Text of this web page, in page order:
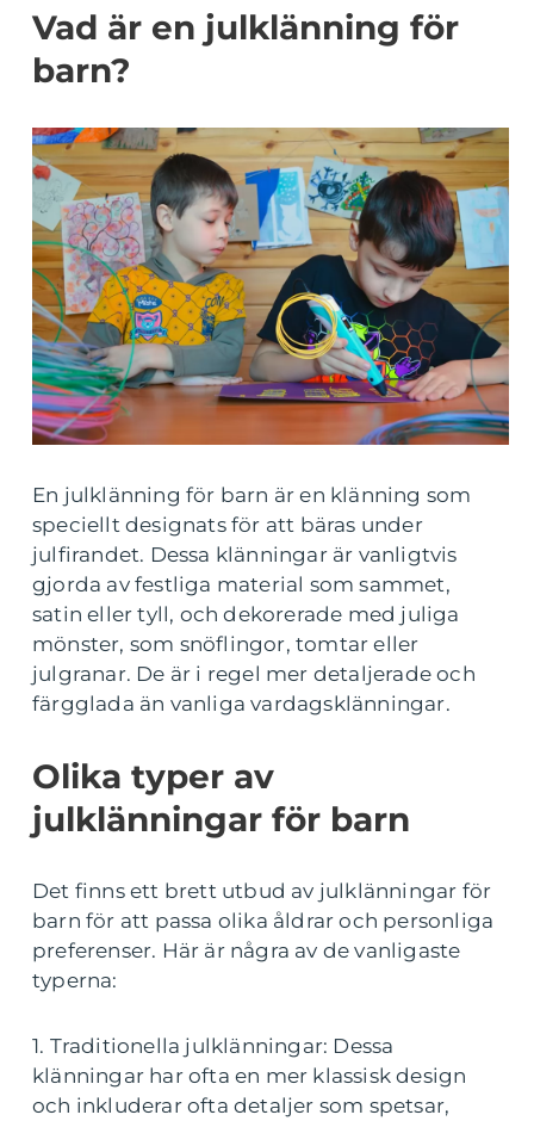
Vad är en julklänning för
barn?
En julklänning för barn är en klänning som
speciellt designats för att bäras under
julfirandet. Dessa klänningar är vanligtvis
gjorda av festliga material som sammet,
satin eller tyll, och dekorerade med juliga
mönster, som snöflingor, tomtar eller
julgranar. De är i regel mer detaljerade och
färgglada än vanliga vardagsklänningar.
Olika typer av
julklänningar för barn
Det finns ett brett utbud av julklänningar för
barn för att passa olika åldrar och personliga
preferenser. Här är några av de vanligaste
typerna:
1. Traditionella julklänningar: Dessa
klänningar har ofta en mer klassisk design
och inkluderar ofta detaljer som spetsar,